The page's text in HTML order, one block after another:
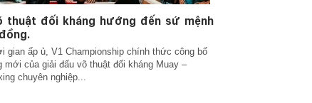
thuật đối kháng hướng đến sứ mệnh
gian ấp ủ, V1 Championship chính thức công bố
mới của giải đấu võ thuật đối kháng Muay –
chuyên nghiệp...